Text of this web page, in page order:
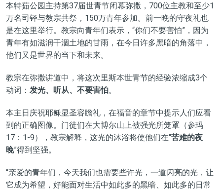
本特茹公园主持第37届世青节闭幕弥撒，700位主教和至少1
万名司铎与教宗共祭，150万青年参加。前一晚的守夜礼也
是在这里举行。教宗向青年们表示，“你们不要害怕”，因为
青年有如滋润干涸土地的甘雨，在今日许多黑暗的角落中，
他们又是世界的当下和未来。
教宗在弥撒讲道中，将这次里斯本世青节的经验浓缩成3个
动词： 发光、听从、不要害怕。
本主日庆祝耶稣显圣容瞻礼，在福音的章节中提示人们应看
到的正确图像。门徒们在大博尔山上被强光所笼罩（参玛
17：1-9），教宗解释，这光的沐浴将使他们在“苦难的夜
晚”得到坚强。
“亲爱的青年们，今天我们也需要些许光，一道闪亮的光，让
它成为希望，好能面对生活中如此多的黑暗、如此多的日常